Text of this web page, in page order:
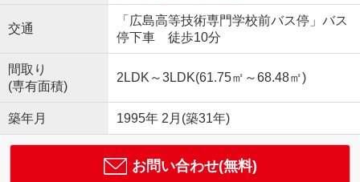
交通
「広島高等技術専門学校前バス停」バス
停下車 徒歩10分
間取り
(専有面積)
2LDK～3LDK(61.75㎡～68.48㎡)
築年月 1995年 2月(築31年)
お問い合わせ(無料)